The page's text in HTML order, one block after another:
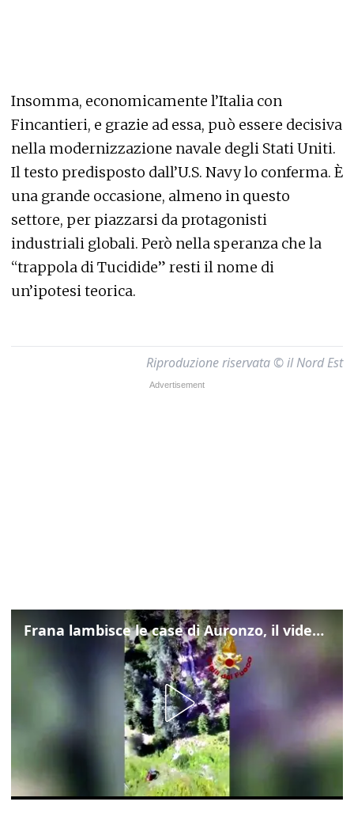
Insomma, economicamente l’Italia con
Fincantieri, e grazie ad essa, può essere decisiva
nella modernizzazione navale degli Stati Uniti.
Il testo predisposto dall’U.S. Navy lo conferma. È
una grande occasione, almeno in questo
settore, per piazzarsi da protagonisti
industriali globali. Però nella speranza che la
“trappola di Tucidide” resti il nome di
un’ipotesi teorica.
Riproduzione riservata © il Nord Est
Frana lambisce le case di Auronzo, il video dall'elicottero dei vigili del fuoco